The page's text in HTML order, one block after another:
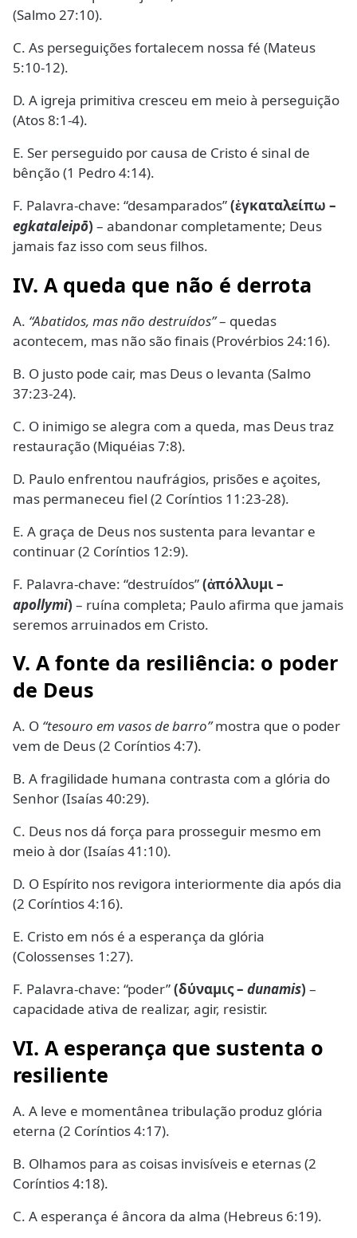
(Salmo 27:10).
C. As perseguições fortalecem nossa fé (Mateus
5:10-12).
D. A igreja primitiva cresceu em meio à perseguição
(Atos 8:1-4).
E. Ser perseguido por causa de Cristo é sinal de
bênção (1 Pedro 4:14).
F. Palavra-chave: “desamparados”(ἐγκαταλείπω –
egkataleipō) – abandonar completamente; Deus
jamais faz isso com seus filhos.
IV. A queda que não é derrota
A. “Abatidos, mas não destruídos”– quedas
acontecem, mas não são finais (Provérbios 24:16).
B. O justo pode cair, mas Deus o levanta (Salmo
37:23-24).
C. O inimigo se alegra com a queda, mas Deus traz
restauração (Miquéias 7:8).
D. Paulo enfrentou naufrágios, prisões e açoites,
mas permaneceu fiel (2 Coríntios 11:23-28).
E. A graça de Deus nos sustenta para levantar e
continuar (2 Coríntios 12:9).
F. Palavra-chave: “destruídos”(ἀπόλλυμι –
apollymi) – ruína completa; Paulo afirma que jamais
seremos arruinados em Cristo.
V. A fonte da resiliência: o poder
de Deus
A. O “tesouro em vasos de barro”mostra que o poder
vem de Deus (2 Coríntios 4:7).
B. A fragilidade humana contrasta com a glória do
Senhor (Isaías 40:29).
C. Deus nos dá força para prosseguir mesmo em
meio à dor (Isaías 41:10).
D. O Espírito nos revigora interiormente dia após dia
(2 Coríntios 4:16).
E. Cristo em nós é a esperança da glória
(Colossenses 1:27).
F. Palavra-chave: “poder”(δύναμις – dunamis) –
capacidade ativa de realizar, agir, resistir.
VI. A esperança que sustenta o
resiliente
A. A leve e momentânea tribulação produz glória
eterna (2 Coríntios 4:17).
B. Olhamos para as coisas invisíveis e eternas (2
Coríntios 4:18).
C. A esperança é âncora da alma (Hebreus 6:19).